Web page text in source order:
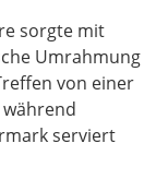
sorgte mit
Umrahmung
von einer
serviert